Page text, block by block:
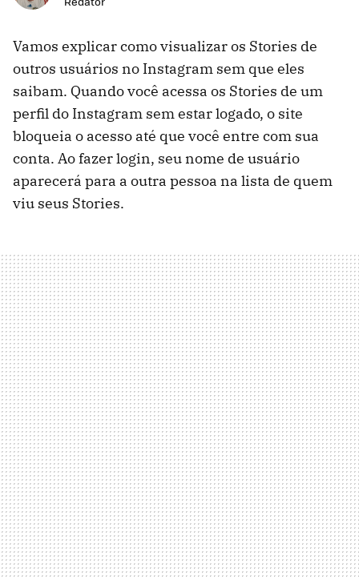
Vamos explicar como visualizar os Stories de
outros usuários no Instagram sem que eles
saibam. Quando você acessa os Stories de um
perfil do Instagram sem estar logado, o site
bloqueia o acesso até que você entre com sua
conta. Ao fazer login, seu nome de usuário
aparecerá para a outra pessoa na lista de quem
viu seus Stories.